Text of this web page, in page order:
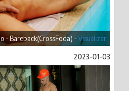
- Bareback(CrossFoda) -Visualizar
2023-01-03